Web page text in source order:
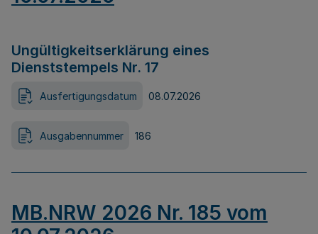
Ungültigkeitserklärung eines
Dienststempels Nr. 17
Ausfertigungsdatum 08.07.2026
Ausgabennummer 186
MB.NRW 2026 Nr. 185 vom